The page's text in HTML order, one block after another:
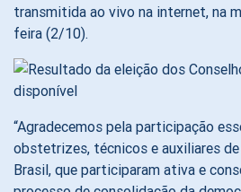
transmitida ao vivo na internet, na
feira (2/10).
“Agradecemos pela participação
obstetrizes, técnicos e auxiliares
Brasil, que participaram ativa e